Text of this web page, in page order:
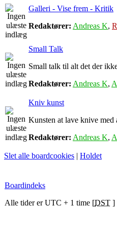
Galleri - Vise frem - Kritik
Redaktører: Andreas K,
Small Talk
Small talk til alt det der
Redaktører: Andreas K,
Kniv kunst
Kunsten at lave knive med
Redaktører: Andreas K,
Slet alle boardcookies | Holdet
Boardindeks
Alle tider er UTC + 1 time [DST ]